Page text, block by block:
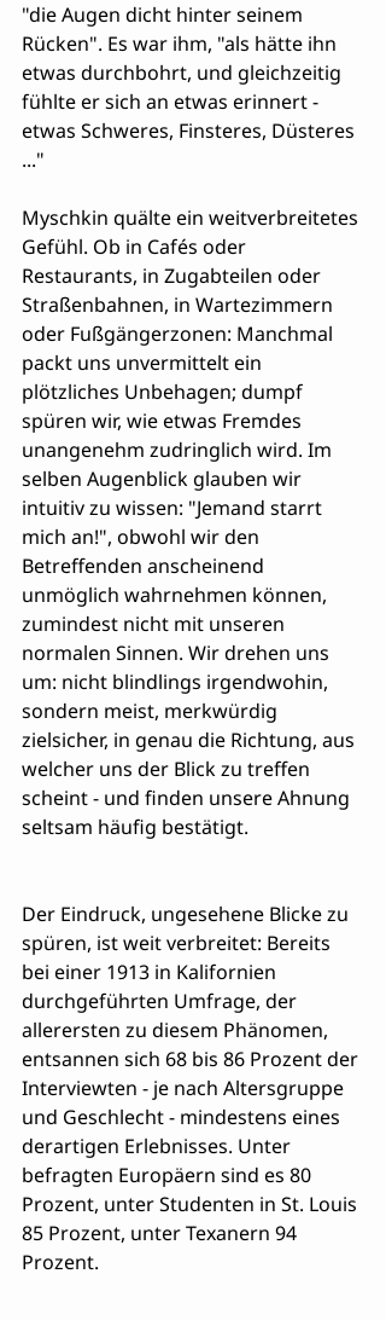
"die Augen dicht hinter seinem
Rücken". Es war ihm, "als hätte ihn
etwas durchbohrt, und gleichzeitig
fühlte er sich an etwas erinnert -
etwas Schweres, Finsteres, Düsteres
..."
Myschkin quälte ein weitverbreitetes
Gefühl. Ob in Cafés oder
Restaurants, in Zugabteilen oder
Straßenbahnen, in Wartezimmern
oder Fußgängerzonen: Manchmal
packt uns unvermittelt ein
plötzliches Unbehagen; dumpf
spüren wir, wie etwas Fremdes
unangenehm zudringlich wird. Im
selben Augenblick glauben wir
intuitiv zu wissen: "Jemand starrt
mich an!", obwohl wir den
Betreffenden anscheinend
unmöglich wahrnehmen können,
zumindest nicht mit unseren
normalen Sinnen. Wir drehen uns
um: nicht blindlings irgendwohin,
sondern meist, merkwürdig
zielsicher, in genau die Richtung, aus
welcher uns der Blick zu treffen
scheint - und finden unsere Ahnung
seltsam häufig bestätigt.
Der Eindruck, ungesehene Blicke zu
spüren, ist weit verbreitet: Bereits
bei einer 1913 in Kalifornien
durchgeführten Umfrage, der
allerersten zu diesem Phänomen,
entsannen sich 68 bis 86 Prozent der
Interviewten - je nach Altersgruppe
und Geschlecht - mindestens eines
derartigen Erlebnisses. Unter
befragten Europäern sind es 80
Prozent, unter Studenten in St. Louis
85 Prozent, unter Texanern 94
Prozent.